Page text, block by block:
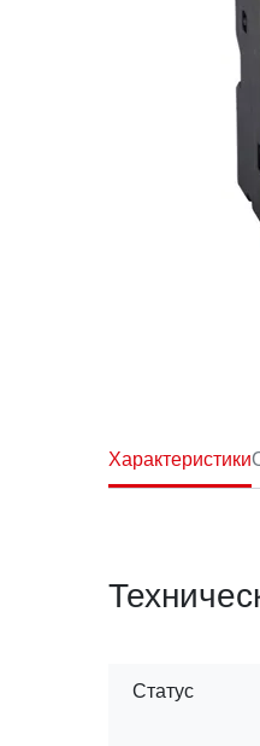
Характеристики
Статус